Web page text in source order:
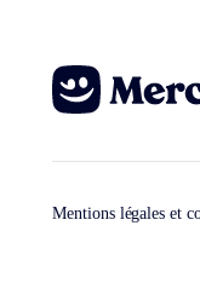
Mentions légales et